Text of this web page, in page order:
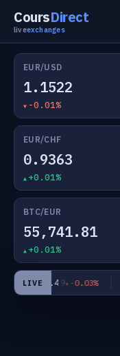
CoursDirect
liveexchanges
EUR/USD
1.1522
-0.01%
EUR/CHF
0.9363
+0.01%
BTC/EUR
55,741.81
+0.01%
LIVE
JPY182.49 -0.03%